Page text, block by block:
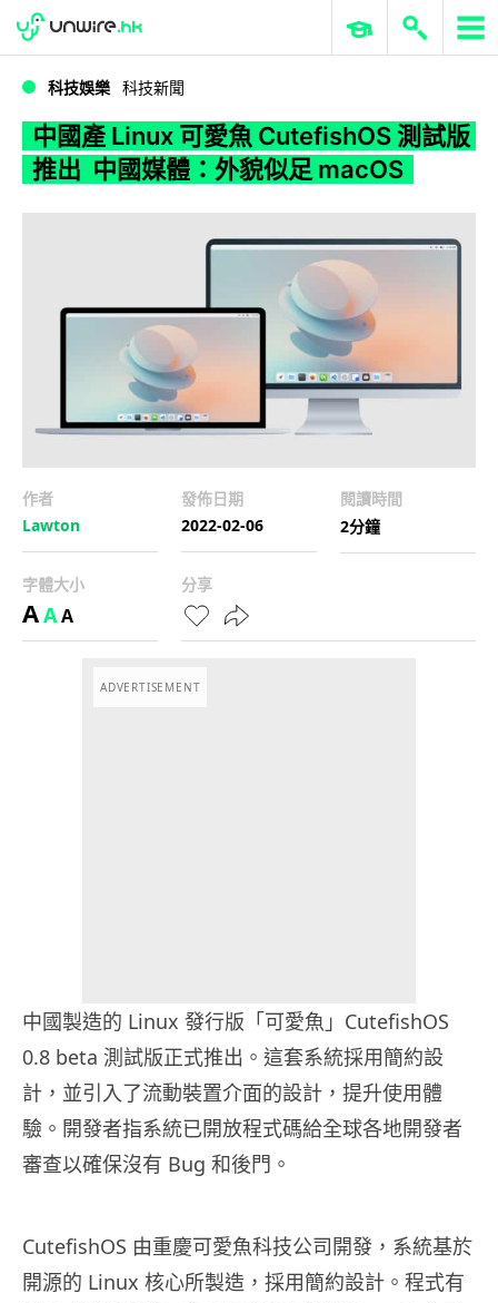
WWDC 2026 ERP 與商業 AI
科技娛樂 科技新聞
中國產 Linux 可愛魚 CutefishOS 測試版
推出 中國媒體：外貌似足 macOS
作者
Lawton
發佈日期
2022-02-06
閱讀時間
2分鐘
字體大小
AAA
分享
ADVERTISEMENT
中國製造的 Linux 發行版「可愛魚」CutefishOS
0.8 beta 測試版正式推出。這套系統採用簡約設
計，並引入了流動裝置介面的設計，提升使用體
驗。開發者指系統已開放程式碼給全球各地開發者
審查以確保沒有 Bug 和後門。
CutefishOS 由重慶可愛魚科技公司開發，系統基於
開源的 Linux 核心所製造，採用簡約設計。程式有